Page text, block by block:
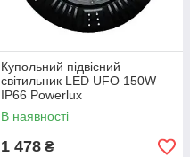
Купольний підвісний
світильник LED UFO 150W
IP66 Powerlux
В наявності
1 478 ₴